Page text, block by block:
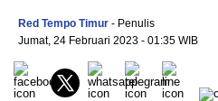
Red Tempo Timur - Penulis
Jumat, 24 Februari 2023 - 01:35 WIB